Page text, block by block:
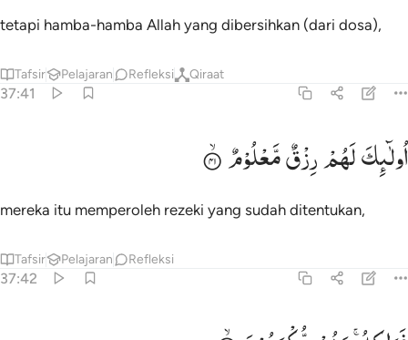
tetapi hamba-hamba Allah yang dibersihkan (dari dosa),
Tafsir Pelajaran Refleksi Qiraat
37:41
اولايك لهم رزق معلوم ٤١
أُو۟لَـٰٓئِكَ لَهُمْ رِزْقٌۭ مَّعْلُومٌۭ ٤١
اُولٰٓىِٕكَلَهُمْرِزْقٌمَّعْلُوْمٌ
mereka itu memperoleh rezeki yang sudah ditentukan,
Tafsir Pelajaran Refleksi
37:42
فواكه وهم مكرمون ٤٢